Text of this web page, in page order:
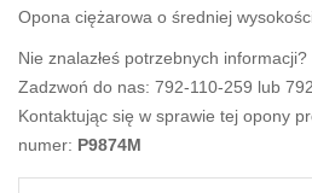
Opona ciężarowa o średniej
Nie znalazłeś potrzebnych informacji?
Zadzwoń do nas: 792-110-259 lub
Kontaktując się w sprawie tej opony
numer: P9874M